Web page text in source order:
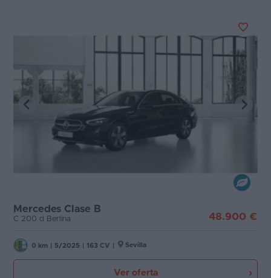
Mercedes Clase B
C 200 d Berlina 48.900 €
0 km 5/2025 163 CV Sevilla
Ver oferta